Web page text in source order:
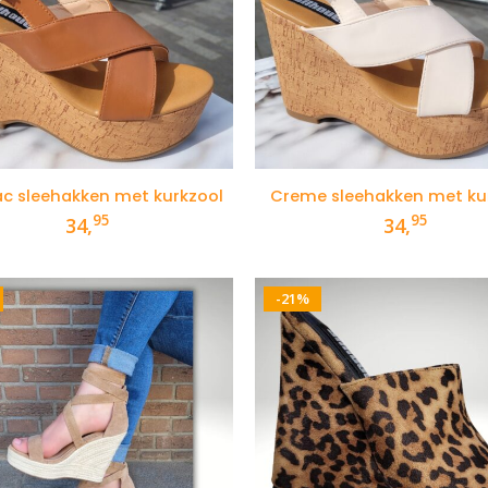
sleehakken met kurkzool
34,95
Creme sleehakken met
34,95
-21%